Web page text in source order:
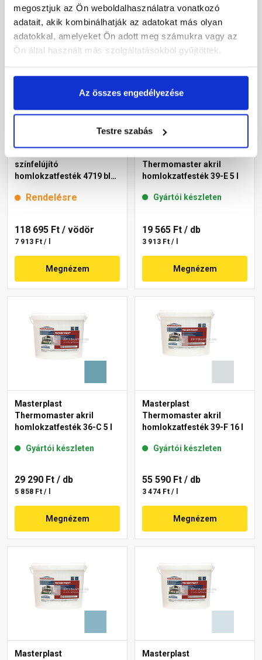
megosztjuk az Ön weboldalhasználatra vonatkozó
adatait, akik kombinálhatják az adatokat más olyan
adatokkal, amelyeket Ön adott meg számukra vagy az
Ön által használt más szolgáltatásokból gyűjtöttek.
Az összes engedélyezése
Testre szabás
Megnézem Megnézem
színfelújító
homlokzatfesték 4719 blue
Rendelésre
118 695 Ft / vödör
7 913 Ft / l
Megnézem
Thermomaster akril
homlokzatfesték 39-E 5 l
Gyártói készleten
19 565 Ft / db
3 913 Ft / l
Megnézem
Masterplast
Thermomaster akril
homlokzatfesték 36-C 5 l
Gyártói készleten
29 290 Ft / db
5 858 Ft / l
Megnézem
Masterplast
Thermomaster akril
homlokzatfesték 39-F 16 l
Gyártói készleten
55 590 Ft / db
3 474 Ft / l
Megnézem
Masterplast
Masterplast